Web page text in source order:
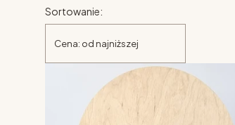
Koniec filtrów
Lista produktów
Sortowanie:
Cena: od najniższej